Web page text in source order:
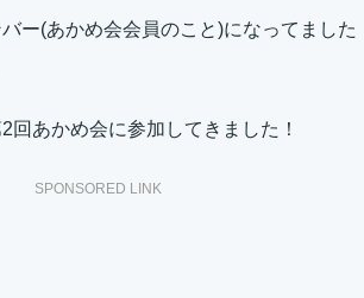
ー(あかめ会会員のこと)になってました
回あかめ会に参加してきました！
SPONSORED LINK